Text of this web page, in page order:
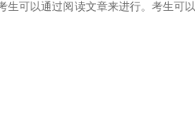
生可以通过阅读文章来进行。考生可